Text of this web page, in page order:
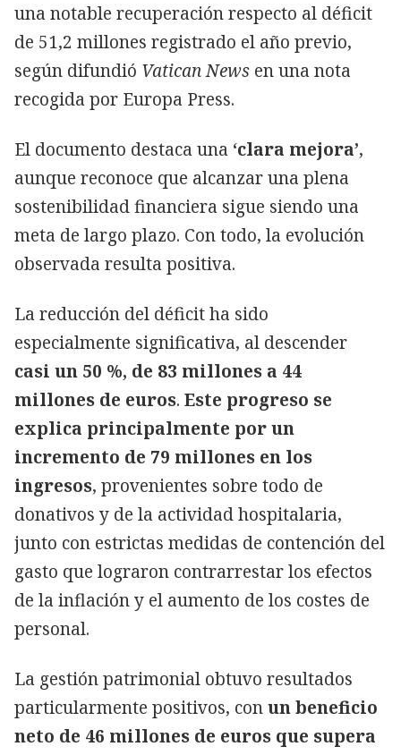
una notable recuperación respecto al déficit
de 51,2 millones registrado el año previo,
según difundió Vatican News en una nota
recogida por Europa Press.
El documento destaca una ‘clara mejora’,
aunque reconoce que alcanzar una plena
sostenibilidad financiera sigue siendo una
meta de largo plazo. Con todo, la evolución
observada resulta positiva.
La reducción del déficit ha sido
especialmente significativa, al descender
casi un 50 %, de 83 millones a 44
millones de euros. Este progreso se
explica principalmente por un
incremento de 79 millones en los
ingresos, provenientes sobre todo de
donativos y de la actividad hospitalaria,
junto con estrictas medidas de contención del
gasto que lograron contrarrestar los efectos
de la inflación y el aumento de los costes de
personal.
La gestión patrimonial obtuvo resultados
particularmente positivos, conun beneficio
neto de 46 millones de euros que supera